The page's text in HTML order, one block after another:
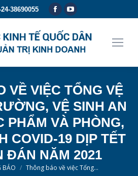
38690055
Facebook
opens
in
YouTube
opens
in
VỀ VIỆC TỔNG VỆ
VỆ SINH AN
PHẨM VÀ PHÒNG,
COVID-19 DỊP TẾT
ĐÁN NĂM 2021
BÁO Thông báo về việc Tổng…